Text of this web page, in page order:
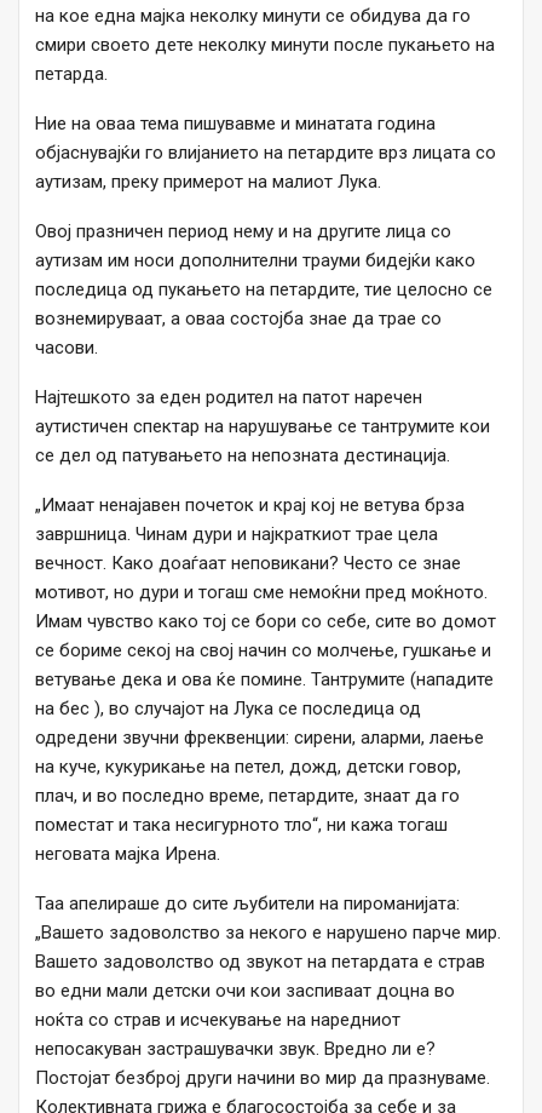
на кое една мајка неколку минути се обидува да го
смири своето дете неколку минути после пукањето на
петарда.
Ние на оваа тема пишувавме и минатата година
објаснувајќи го влијанието на петардите врз лицата со
аутизам, преку примерот на малиот Лука.
Овој празничен период нему и на другите лица со
аутизам им носи дополнителни трауми бидејќи како
последица од пукањето на петардите, тие целосно се
вознемируваат, а оваа состојба знае да трае со
часови.
Најтешкото за еден родител на патот наречен
аутистичен спектар на нарушување се тантрумите кои
се дел од патувањето на непозната дестинација.
„Имаат ненајавен почеток и крај кој не ветува брза
завршница. Чинам дури и најкраткиот трае цела
вечност. Како доаѓаат неповикани? Често се знае
мотивот, но дури и тогаш сме немоќни пред моќното.
Имам чувство како тој се бори со себе, сите во домот
се бориме секој на свој начин со молчење, гушкање и
ветување дека и ова ќе помине. Тантрумите (нападите
на бес ), во случајот на Лука се последица од
одредени звучни фреквенции: сирени, аларми, лаење
на куче, кукурикање на петел, дожд, детски говор,
плач, и во последно време, петардите, знаат да го
поместат и така несигурното тло“, ни кажа тогаш
неговата мајка Ирена.
Таа апелираше до сите љубители на пироманијата:
„Вашето задоволство за некого е нарушено парче мир.
Вашето задоволство од звукот на петардата е страв
во едни мали детски очи кои заспиваат доцна во
ноќта со страв и исчекување на наредниот
непосакуван застрашувачки звук. Вредно ли е?
Постојат безброј други начини во мир да празнуваме.
Колективната грижа е благосостојба за себе и за